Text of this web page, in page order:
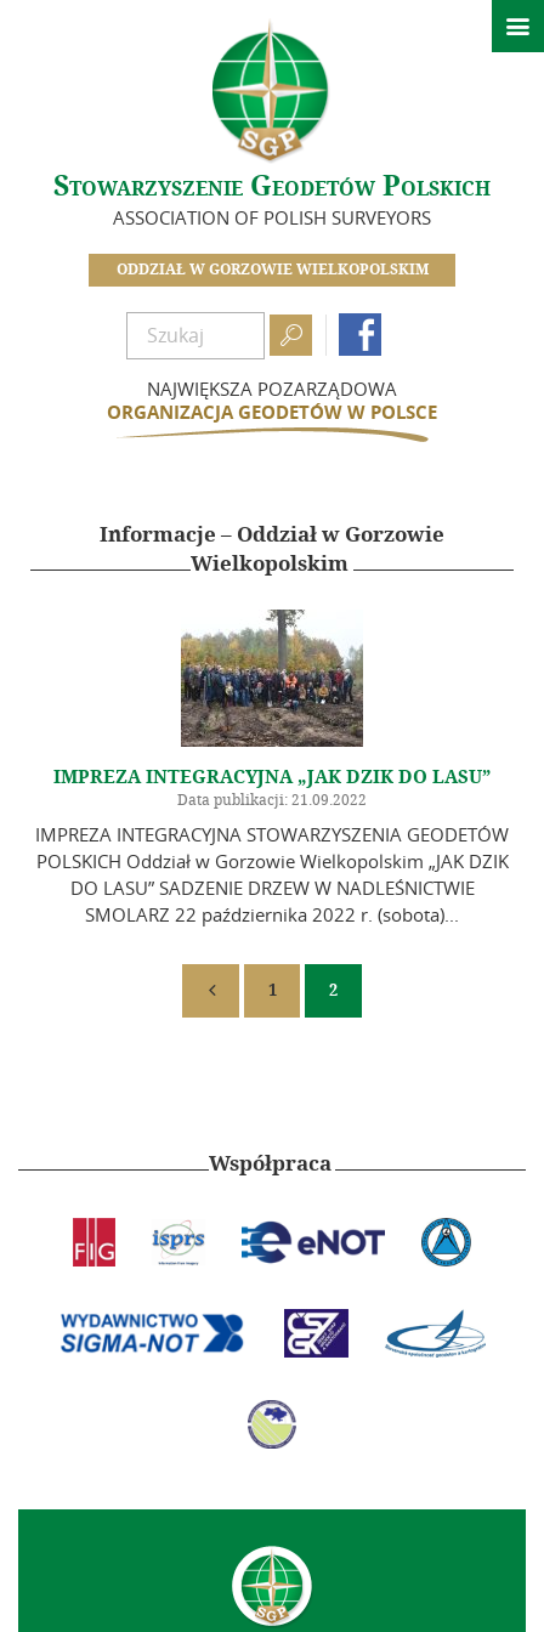
Stowarzyszenie Geodetów Polskich
ASSOCIATION OF POLISH SURVEYORS
ODDZIAŁ W GORZOWIE WIELKOPOLSKIM
 
NAJWIĘKSZA POZARZĄDOWA
ORGANIZACJA GEODETÓW W POLSCE

Aktualności
O nas
Historia Oddziału
Zarząd
Zasłużeni dla Oddziału
Zostań członkiem SGP
Dokumenty
Działalność
Kalendarz wydarzeń
Galeria
Linki
Instytucje geodezyjne
Ośrodki naukowe
Organizacje międzynarodowe
Standardy techniczne
Kontakt
Informacje – Oddział w Gorzowie
Wielkopolskim
IMPREZA INTEGRACYJNA „JAK DZIK DO LASU”
Data publikacji: 21.09.2022
IMPREZA INTEGRACYJNA STOWARZYSZENIA GEODETÓW
POLSKICH Oddział w Gorzowie Wielkopolskim „JAK DZIK
DO LASU” SADZENIE DRZEW W NADLEŚNICTWIE
SMOLARZ 22 października 2022 r. (sobota)...
 1 2
Współpraca